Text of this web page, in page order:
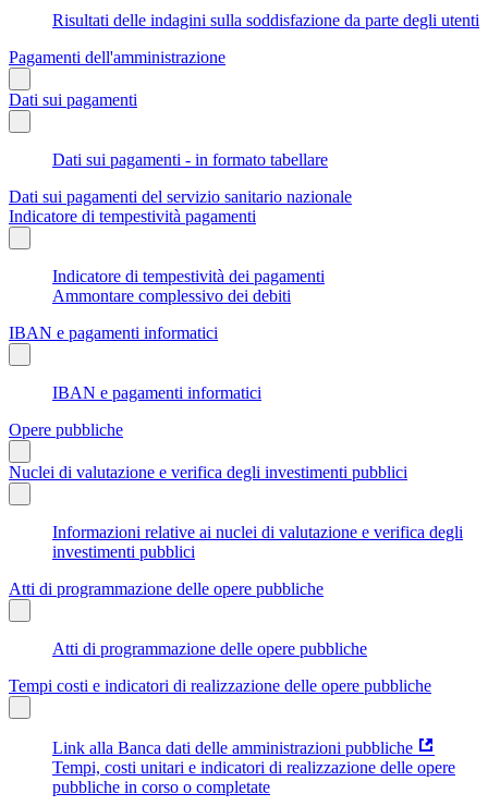
Risultati delle indagini sulla soddisfazione da parte degli utenti
Pagamenti dell'amministrazione
Dati sui pagamenti
Dati sui pagamenti - in formato tabellare
Dati sui pagamenti del servizio sanitario nazionale
Indicatore di tempestività pagamenti
Indicatore di tempestività dei pagamenti
Ammontare complessivo dei debiti
IBAN e pagamenti informatici
IBAN e pagamenti informatici
Opere pubbliche
Nuclei di valutazione e verifica degli investimenti pubblici
Informazioni relative ai nuclei di valutazione e verifica degli
investimenti pubblici
Atti di programmazione delle opere pubbliche
Atti di programmazione delle opere pubbliche
Tempi costi e indicatori di realizzazione delle opere pubbliche
Link alla Banca dati delle amministrazioni pubbliche
Tempi, costi unitari e indicatori di realizzazione delle opere
pubbliche in corso o completate